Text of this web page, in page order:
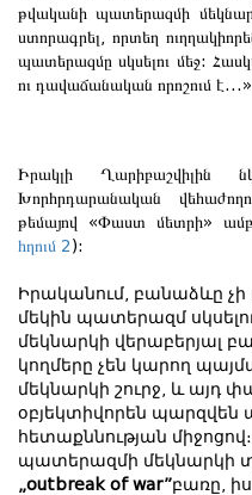
թվականի պատերազմի
ստորագրել, որտեղ
պատերազմը սկսելու մեջ:
ու դավաճանական որոշում
Իրակլի Ղարիբաշվիլին
Խորհրդարանական
թեմայով «Փաստ մետրի»
հղում 2 ):
Իրականում, բանաձևը չի
մեկին պատերազմ
մեկնարկի վերաբերյալ
կողմերը չեն կարող
մեկնարկի շուրջ, և այդ
օբյեկտիվորեն պարզվեն
հետաքննության
պատերազմի մեկնարկի
„outbreak of war”բառը,